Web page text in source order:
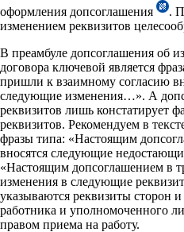
оформления допсоглашения
.
изменением реквизитов
В преамбуле допсоглашения об
договора ключевой является
пришли к взаимному согласию
следующие изменения…». А
реквизитов лишь констатирует
реквизитов. Рекомендуем в
фразы типа: «Настоящим
вносятся следующие
«Настоящим допсоглашением в
изменения в следующие
указываются реквизиты сторон
работника и уполномоченного
правом приема на работу.